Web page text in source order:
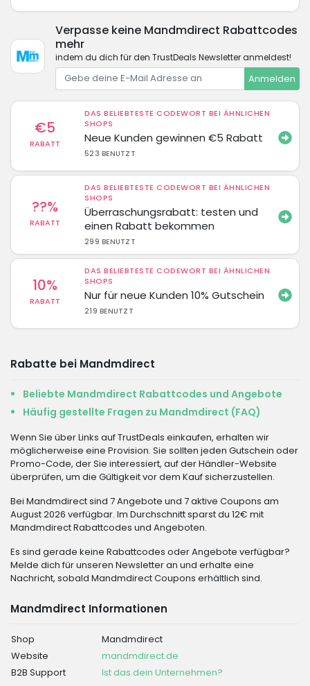
Verpasse keine Mandmdirect Rabattcodes
mehr
indem du dich für den TrustDeals Newsletter anmeldest!
Anmelden
€5
RABATT
DAS BELIEBTESTE CODEWORT BEI ÄHNLICHEN
SHOPS
Neue Kunden gewinnen €5 Rabatt
523 BENUTZT
??%
RABATT
DAS BELIEBTESTE CODEWORT BEI ÄHNLICHEN
SHOPS
Überraschungsrabatt: testen und
einen Rabatt bekommen
299 BENUTZT
10%
RABATT
DAS BELIEBTESTE CODEWORT BEI ÄHNLICHEN
SHOPS
Nur für neue Kunden 10% Gutschein
219 BENUTZT
Rabatte bei Mandmdirect
Beliebte Mandmdirect Rabattcodes und Angebote
Häufig gestellte Fragen zu Mandmdirect (FAQ)
Wenn Sie über Links auf TrustDeals einkaufen, erhalten wir
möglicherweise eine Provision. Sie sollten jeden Gutschein oder
Promo-Code, der Sie interessiert, auf der Händler-Website
überprüfen, um die Gültigkeit vor dem Kauf sicherzustellen.
Bei Mandmdirect sind 7 Angebote und 7 aktive Coupons am
August 2026 verfügbar. Im Durchschnitt sparst du 12€ mit
Mandmdirect Rabattcodes und Angeboten.
Es sind gerade keine Rabattcodes oder Angebote verfügbar?
Melde dich für unseren Newsletter an und erhalte eine
Nachricht, sobald Mandmdirect Coupons erhältlich sind.
Mandmdirect Informationen
Shop
Mandmdirect
Website
mandmdirect.de
B2B Support
Ist das dein Unternehmen?